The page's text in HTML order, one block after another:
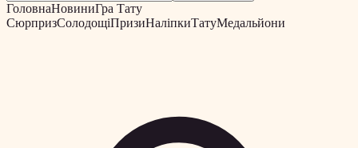
ГоловнаНовиниГра Тату
СюрпризСолодощіПризиНаліпкиТатуМедальйони